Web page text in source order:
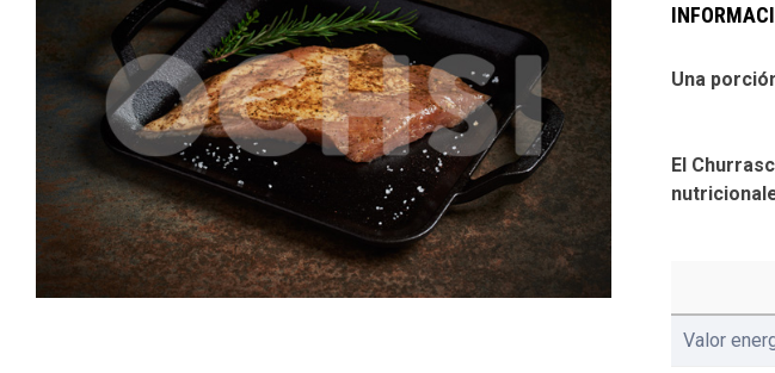
Una
El
Valor